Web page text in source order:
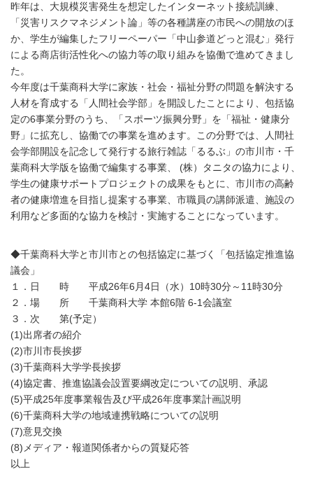
昨年は、大規模災害発生を想定したインターネット接続訓練、
「災害リスクマネジメント論」等の各種講座の市民への開放のほ
か、学生が編集したフリーペーパー「中山参道どっと混む」発行
による商店街活性化への協力等の取り組みを協働で進めてきまし
た。
今年度は千葉商科大学に家族・社会・福祉分野の問題を解決する
人材を育成する「人間社会学部」を開設したことにより、包括協
定の6事業分野のうち、「スポーツ振興分野」を「福祉・健康分
野」に拡充し、協働での事業を進めます。この分野では、人間社
会学部開設を記念して発行する旅行雑誌「るるぶ」の市川市・千
葉商科大学版を協働で編集する事業、 (株）タニタの協力により、
学生の健康サポートプロジェクトの成果をもとに、市川市の高齢
者の健康増進を目指し提案する事業、市職員の講師派遣、施設の
利用など多面的な協力を検討・実施することになっています。
◆千葉商科大学と市川市との包括協定に基づく「包括協定推進協
議会」
１．日 時 平成26年6月4日（水）10時30分～11時30分
２．場 所 千葉商科大学 本館6階 6-1会議室
３．次 第(予定）
(1)出席者の紹介
(2)市川市長挨拶
(3)千葉商科大学学長挨拶
(4)協定書、推進協議会設置要綱改定についての説明、承認
(5)平成25年度事業報告及び平成26年度事業計画説明
(6)千葉商科大学の地域連携戦略についての説明
(7)意見交換
(8)メディア・報道関係者からの質疑応答
以上